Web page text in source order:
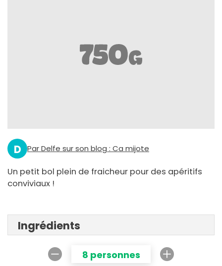
D Par Delfe sur son blog : Ca mijote
Un petit bol plein de fraicheur pour des apéritifs
conviviaux !
Ingrédients
8 personnes